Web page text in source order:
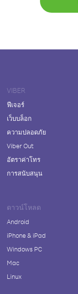
VIBER
ฟีเจอร์
เว็บบล็อก
ความปลอดภัย
Viber Out
อัตราค่าโทร
การสนับสนุน
ดาวน์โหลด
Android
iPhone & iPad
Windows PC
Mac
Linux